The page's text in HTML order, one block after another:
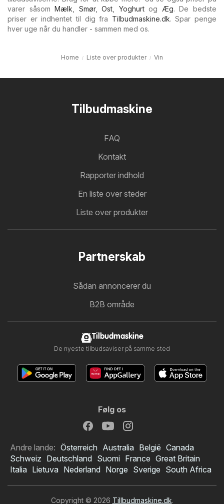
varer såsomMælk Smør,Ost Yoghurtog Æg. De bedste
priser er indhentet til dig fra Tilbudmaskine.dk. Spar penge
hver uge når du handler - sammen med os.
Home Liste over produkter Vin
Tilbudmaskine
FAQ
Kontakt
Rapporter indhold
En liste over steder
Liste over produkter
Partnerskab
Sådan annoncerer du
B2B område
Tilbudmaskine
De nyeste tilbudsaviser på samme sted
Følg os
Andre lande: Österreich Australia België Canada
Schweiz Deutschland Suomi France Great Britain
Italia Lietuva Nederland Norge Sverige South Africa
Copyright © 2026 Tillbudmaskine.dk.